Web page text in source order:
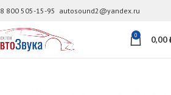
8 800 505-15-95 autosound2@yandex.ru
0 0,00